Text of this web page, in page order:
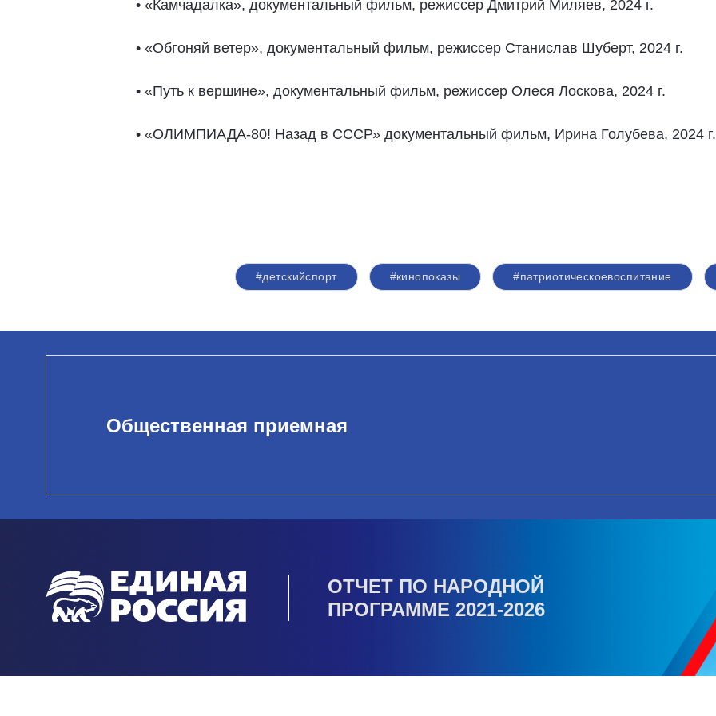
• «Камчадалка», документальный фильм, режиссер Дмитрий Миляев, 2024 г.
• «Обгоняй ветер», документальный фильм, режиссер Станислав Шуберт, 2024 г.
• «Путь к вершине», документальный фильм, режиссер Олеся Лоскова, 2024 г.
• «ОЛИМПИАДА-80! Назад в СССР» документальный фильм, Ирина Голубева, 2024 г.
#детскийспорт #кинопоказы #патриотическоевоспитание
Общественная приемная
ОТЧЕТ ПО НАРОДНОЙ
ПРОГРАММЕ 2021-2026